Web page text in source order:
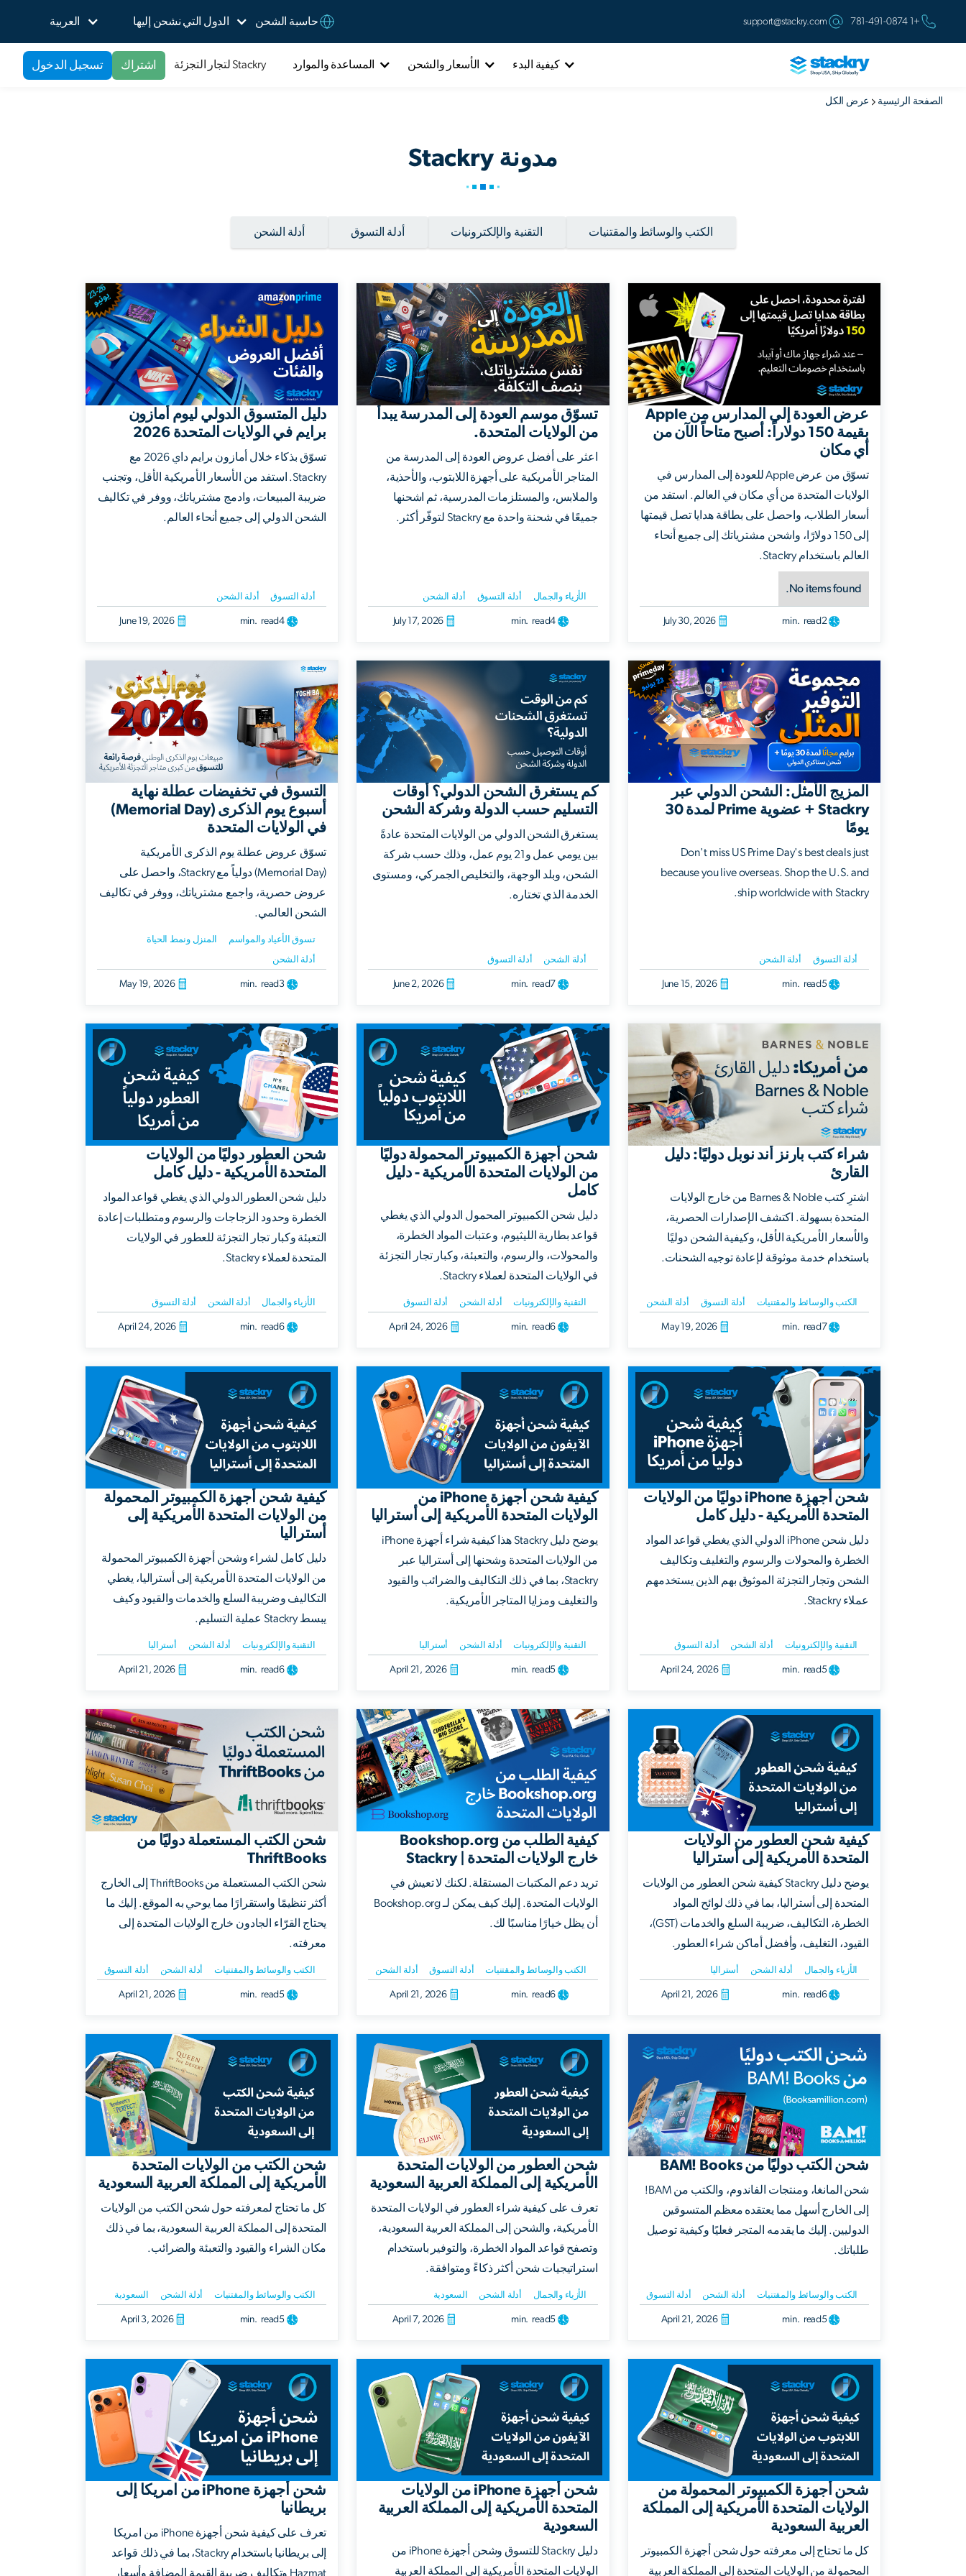
+1 781-491-0874
support@stackry.com حاسبة الشحن الدول التي نشحن إليها العربية
كيفية البدء الأسعار والشحن المساعدة والموارد Stackry لتجار التجزئة اشتراك تسجيل الدخول
الصفحة الرئيسية عرض الكل
مدونة Stackry
الكتب والوسائط والمقتنيات التقنية والإلكترونيات أدلة التسوق أدلة الشحن
عرض العودة إلى المدارس من Apple
بقيمة 150 دولاراً: أصبح متاحاً الآن من
أي مكان
تسوّق من عرض Apple للعودة إلى المدارس في
الولايات المتحدة من أي مكان في العالم. استفد من
أسعار الطلاب، واحصل على بطاقة هدايا تصل قيمتها
إلى 150 دولارًا، واشحن مشترياتك إلى جميع أنحاء
العالم باستخدام Stackry.
No items found.
2
min. read
July 30, 2026
تسوّق موسم العودة إلى المدرسة يبدأ
من الولايات المتحدة.
اعثر على أفضل عروض العودة إلى المدرسة من
المتاجر الأمريكية على أجهزة اللابتوب، والأحذية،
والملابس، والمستلزمات المدرسية، ثم اشحنها
جميعًا في شحنة واحدة مع Stackry لتوفّر أكثر.
الأزياء والجمال أدلة التسوق أدلة الشحن
4
min. read
July 17, 2026
دليل المتسوق الدولي ليوم أمازون
برايم في الولايات المتحدة 2026
تسوّق بذكاء خلال أمازون برايم داي 2026 مع
Stackry. استفد من الأسعار الأمريكية الأقل، وتجنب
ضريبة المبيعات، وادمج مشترياتك، ووفر في تكاليف
الشحن الدولي إلى جميع أنحاء العالم.
أدلة التسوق أدلة الشحن
4
min. read
June 19, 2026
المزيج الأمثل: الشحن الدولي عبر
Stackry + عضوية Prime لمدة 30
يومًا
Don't miss US Prime Day's best deals just
because you live overseas. Shop the U.S. and
ship worldwide with Stackry.
أدلة التسوق أدلة الشحن
5
min. read
June 15, 2026
كم يستغرق الشحن الدولي؟ أوقات
التسليم حسب الدولة وشركة الشحن
يستغرق الشحن الدولي من الولايات المتحدة عادةً
بين يومي عمل و21 يوم عمل، وذلك حسب شركة
الشحن، وبلد الوجهة، والتخليص الجمركي، ومستوى
الخدمة الذي تختاره.
أدلة الشحن أدلة التسوق
7
min. read
June 2, 2026
التسوق في تخفيضات عطلة نهاية
أسبوع يوم الذكرى (Memorial Day)
في الولايات المتحدة
تسوّق عروض عطلة يوم الذكرى الأمريكية
(Memorial Day) دولياً مع Stackry، واحصل على
عروض حصرية، واجمع مشترياتك، ووفر في تكاليف
الشحن العالمي.
تسوق الأعياد والمواسم المنزل ونمط الحياة
أدلة الشحن
3
min. read
May 19, 2026
شراء كتب بارنز أند نوبل دوليًا: دليل
القارئ
اشترِ كتب Barnes & Noble من خارج الولايات
المتحدة بسهولة. اكتشف الإصدارات الحصرية،
والأسعار الأمريكية الأقل، وكيفية الشحن دوليًا
باستخدام خدمة موثوقة لإعادة توجيه الشحنات.
الكتب والوسائط والمقتنيات أدلة التسوق أدلة الشحن
7
min. read
May 19, 2026
شحن أجهزة الكمبيوتر المحمولة دوليًا
من الولايات المتحدة الأمريكية - دليل
كامل
دليل شحن الكمبيوتر المحمول الدولي الذي يغطي
قواعد بطارية الليثيوم، وعتبات المواد الخطرة،
والمحولات، والرسوم، والتعبئة، وكبار تجار التجزئة
في الولايات المتحدة لعملاء Stackry.
التقنية والإلكترونيات أدلة الشحن أدلة التسوق
6
min. read
April 24, 2026
شحن العطور دوليًا من الولايات
المتحدة الأمريكية - دليل كامل
دليل شحن العطور الدولي الذي يغطي قواعد المواد
الخطرة وحدود الزجاجات والرسوم ومتطلبات إعادة
التعبئة وكبار تجار التجزئة للعطور في الولايات
المتحدة لعملاء Stackry.
الأزياء والجمال أدلة الشحن أدلة التسوق
6
min. read
April 24, 2026
شحن أجهزة iPhone دوليًا من الولايات
المتحدة الأمريكية - دليل كامل
دليل شحن iPhone الدولي الذي يغطي قواعد المواد
الخطرة والمحولات والرسوم والتغليف وتكاليف
الشحن وتجار التجزئة الموثوق بهم الذين يستخدمهم
عملاء Stackry.
التقنية والإلكترونيات أدلة الشحن أدلة التسوق
5
min. read
April 24, 2026
كيفية شحن أجهزة iPhone من
الولايات المتحدة الأمريكية إلى أستراليا
يوضح دليل Stackry هذا كيفية شراء أجهزة iPhone
من الولايات المتحدة وشحنها إلى أستراليا عبر
Stackry، بما في ذلك التكاليف والضرائب والقيود
والتغليف ومزايا المتاجر الأمريكية.
التقنية والإلكترونيات أدلة الشحن أستراليا
5
min. read
April 21, 2026
كيفية شحن أجهزة الكمبيوتر المحمولة
من الولايات المتحدة الأمريكية إلى
أستراليا
دليل كامل لشراء وشحن أجهزة الكمبيوتر المحمولة
من الولايات المتحدة الأمريكية إلى أستراليا، يغطي
التكاليف وضريبة السلع والخدمات والقيود وكيف
يبسط Stackry عملية التسليم.
التقنية والإلكترونيات أدلة الشحن أستراليا
6
min. read
April 21, 2026
كيفية شحن العطور من الولايات
المتحدة الأمريكية إلى أستراليا
يوضح دليل Stackry كيفية شحن العطور من الولايات
المتحدة إلى أستراليا، بما في ذلك لوائح المواد
الخطرة، التكاليف، ضريبة السلع والخدمات (GST)،
القيود، التغليف، وأفضل أماكن شراء العطور.
الأزياء والجمال أدلة الشحن أستراليا
6
min. read
April 21, 2026
كيفية الطلب من Bookshop.org
خارج الولايات المتحدة | Stackry
تريد دعم المكتبات المستقلة. لكنك لا تعيش في
الولايات المتحدة. إليك كيف يمكن لـ Bookshop.org
أن يظل خيارًا مناسبًا لك.
الكتب والوسائط والمقتنيات أدلة التسوق أدلة الشحن
6
min. read
April 21, 2026
شحن الكتب المستعملة دوليًا من
ThriftBooks
شحن الكتب المستعملة من ThriftBooks إلى الخارج
أكثر تنظيمًا واستقرارًا مما يوحي به الموقع. إليك ما
يحتاج القرّاء الجادون خارج الولايات المتحدة إلى
معرفته.
الكتب والوسائط والمقتنيات أدلة الشحن أدلة التسوق
5
min. read
April 21, 2026
شحن الكتب دوليًا من BAM! Books
شحن المانغا، ومنتجات الفاندوم، والكتب من BAM!
إلى الخارج أسهل مما يعتقده معظم المتسوقين
الدوليين. إليك ما يقدمه المتجر فعليًا وكيفية توصيل
طلباتك.
الكتب والوسائط والمقتنيات أدلة الشحن أدلة التسوق
5
min. read
April 21, 2026
شحن العطور من الولايات المتحدة
الأمريكية إلى المملكة العربية السعودية
تعرف على كيفية شراء العطور في الولايات المتحدة
الأمريكية، والشحن إلى المملكة العربية السعودية،
وتصفح قواعد المواد الخطرة، والتوفير باستخدام
استراتيجيات شحن أكثر ذكاءً ومتوافقة.
الأزياء والجمال أدلة الشحن السعودية
5
min. read
April 7, 2026
شحن الكتب من الولايات المتحدة
الأمريكية إلى المملكة العربية السعودية
كل ما تحتاج لمعرفته حول شحن الكتب من الولايات
المتحدة إلى المملكة العربية السعودية، بما في ذلك
مكان الشراء والقيود والتعبئة والضرائب.
الكتب والوسائط والمقتنيات أدلة الشحن السعودية
5
min. read
April 3, 2026
شحن أجهزة الكمبيوتر المحمولة من
الولايات المتحدة الأمريكية إلى المملكة
العربية السعودية
كل ما تحتاج إلى معرفته حول شحن أجهزة الكمبيوتر
المحمولة من الولايات المتحدة إلى المملكة العربية
شحن أجهزة iPhone من الولايات
المتحدة الأمريكية إلى المملكة العربية
السعودية
دليل Stackry للتسوق وشحن أجهزة iPhone من
الولايات المتحدة الأمريكية إلى المملكة العربية
شحن أجهزة iPhone من امريكا إلى
بريطانيا
تعرف على كيفية شحن أجهزة iPhone من امريكا
إلى بريطانيا باستخدام Stackry، بما في ذلك قواعد
Hazmat وتكاليف ضريبة القيمة المضافة وأسعار